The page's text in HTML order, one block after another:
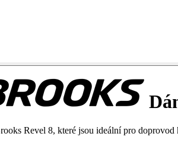
Revel 8, které jsou ideální pro doprovod